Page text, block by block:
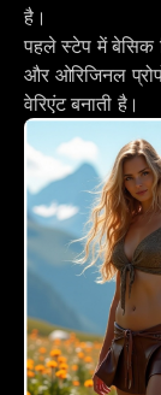
है।
पहले स्टेप में बेसिक
और ओरिजिनल
वेरिएंट बनाती है।